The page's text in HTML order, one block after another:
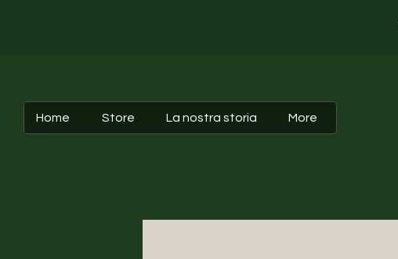
Home Store La nostra storia More